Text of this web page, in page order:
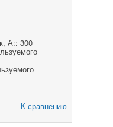
А:: 300
К сравнению